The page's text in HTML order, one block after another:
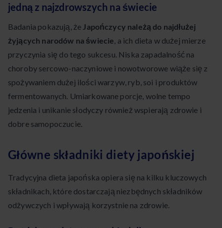
jedną z najzdrowszych na świecie
Badania pokazują, że Japończycy należą do najdłużej
żyjących narodów na świecie, a ich dieta w dużej mierze
przyczynia się do tego sukcesu. Niska zapadalność na
choroby sercowo-naczyniowe i nowotworowe wiąże się z
spożywaniem dużej ilości warzyw, ryb, soi i produktów
fermentowanych. Umiarkowane porcje, wolne tempo
jedzenia i unikanie słodyczy również wspierają zdrowie i
dobre samopoczucie.
Główne składniki diety japońskiej
Tradycyjna dieta japońska opiera się na kilku kluczowych
składnikach, które dostarczają niezbędnych składników
odżywczych i wpływają korzystnie na zdrowie.